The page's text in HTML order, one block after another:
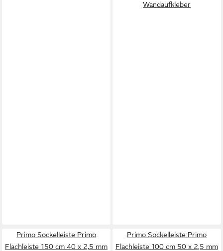
Wandaufkleber
Primo Sockelleiste Primo
Flachleiste 150 cm 40 x 2,5 mm
Primo Sockelleiste Primo
Flachleiste 100 cm 50 x 2,5 mm